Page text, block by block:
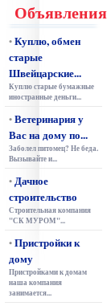
Объявления
•Куплю, обмен
старые
Швейцарские...
Куплю старые бумажные
иностранные деньги...
•Ветеринария у
Вас на дому по...
Заболел питомец? Не беда.
Вызывайте и...
•Дачное
строительство
Строительная компания
"СК МУРОМ"...
•Пристройки к
дому
Пристройками к домам
наша компания
занимается...